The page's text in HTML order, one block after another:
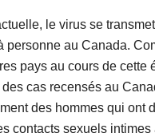
le virus se
personne au Canada.
pays au cours de cette
des cas recensés au
des hommes qui ont
contacts sexuels intimes